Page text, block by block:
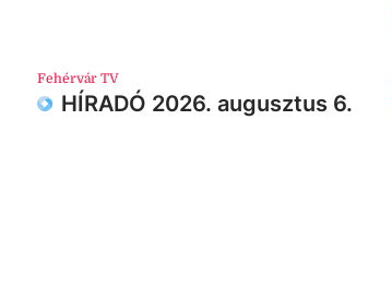
Fehérvár TV
HÍRADÓ 2026. augusztus 6.